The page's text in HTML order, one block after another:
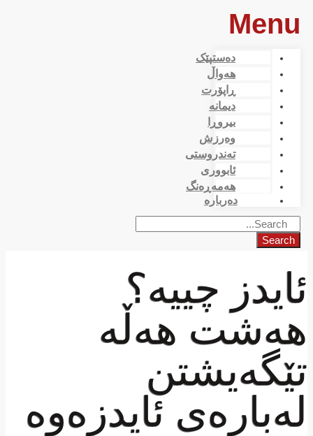
Menu
دەستپێک
هەواڵ
ڕاپۆرت
دیمانە
بیروڕا
وەرزش
تەندروستی
ئابووری
هەمەڕەنگ
دەربارە
Search
ئایدز چییە؟
هه‌شت هه‌ڵه‌
تێگه‌یشتن
له‌باره‌ی ئایدزەوە